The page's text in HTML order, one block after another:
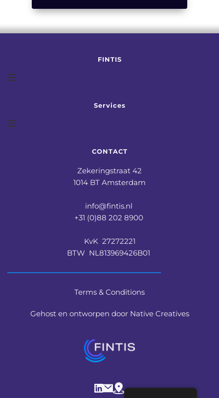
FINTIS
Services
CONTACT
Zekeringstraat 42
1014 BT Amsterdam
info@fintis.nl
+31 (0)88 202 8900
KvK  27272221
BTW  NL813969426B01
Terms & Conditions
Gehost en ontworpen door Native Creatives